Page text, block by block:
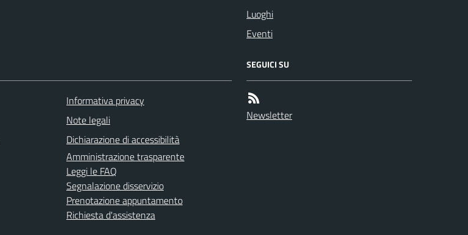
Luoghi
Eventi
Informativa privacy
Note legali
Dichiarazione di accessibilità
Amministrazione trasparente
Leggi le FAQ
Segnalazione disservizio
Prenotazione appuntamento
Richiesta d'assistenza
SEGUICI SU
Newsletter